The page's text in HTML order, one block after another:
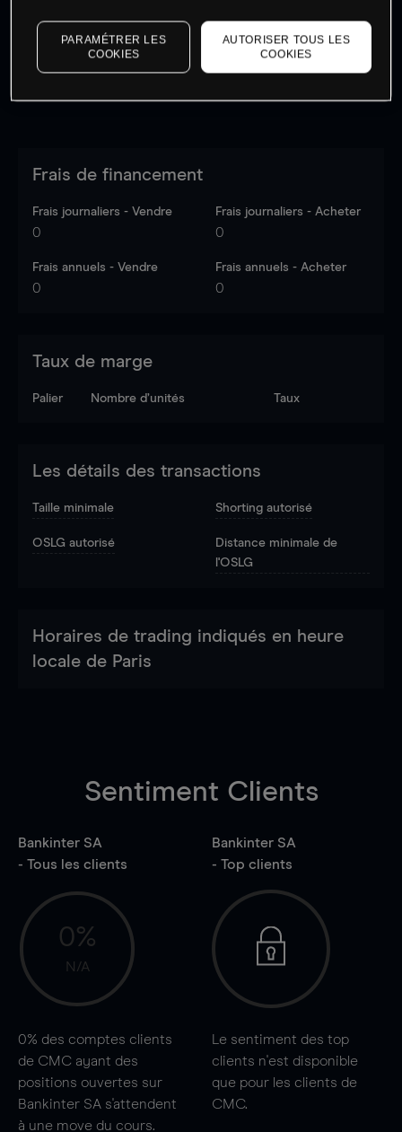
Frais de financement
Frais journaliers - Vendre
0
Frais journaliers - Acheter
0
Frais annuels - Vendre
0
Frais annuels - Acheter
0
Taux de marge
Palier Nombre d’unités Taux
Les détails des transactions
Taille minimale Shorting autorisé
OSLG autorisé
Distance minimale de
l'OSLG
Horaires de trading indiqués en heure
locale de Paris
Sentiment Clients
Bankinter SA
- Tous les clients
0%
N/A
0% des comptes clients
de CMC ayant des
positions ouvertes sur
Bankinter SA s'attendent
à une move du cours.
Bankinter SA
- Top clients
Le sentiment des top
clients n'est disponible
que pour les clients de
CMC.
PARAMÉTRER LES
COOKIES
AUTORISER TOUS LES
COOKIES